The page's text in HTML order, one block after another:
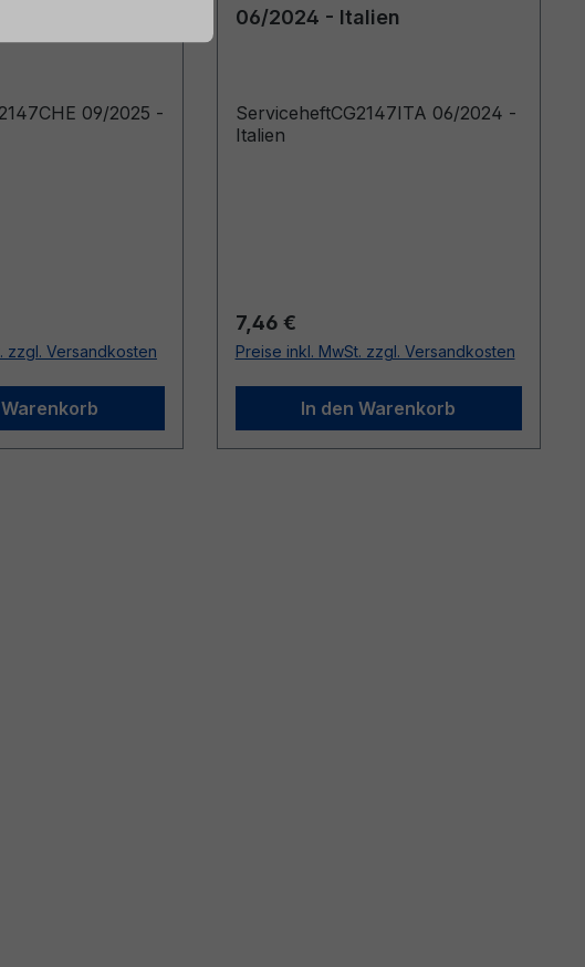
09/2025 -
zzgl. Versandkosten
06/2024 - Italien
ServiceheftCG2147ITA 06/2024 -
Italien
Regulärer Preis:
7,46 €
Preise inkl. MwSt. zzgl. Versandkosten
In den Warenkorb